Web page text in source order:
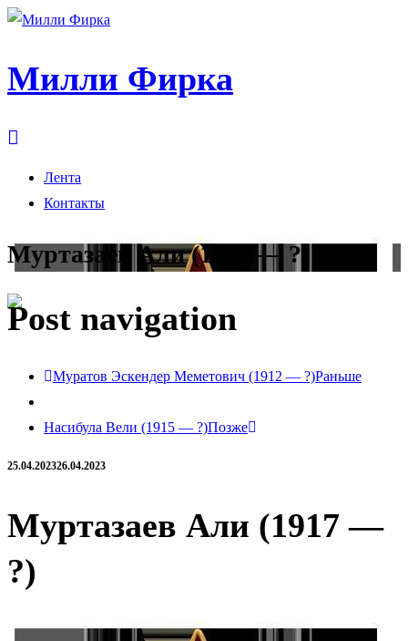
Милли Фирка
Лента
Контакты
Муртазаев Али (1917 — ?)
Post navigation
Муратов Эскендер Меметович (1912 — ?)Раньше
Насибула Вели (1915 — ?)Позже
25.04.202326.04.2023
Муртазаев Али (1917 —
?)